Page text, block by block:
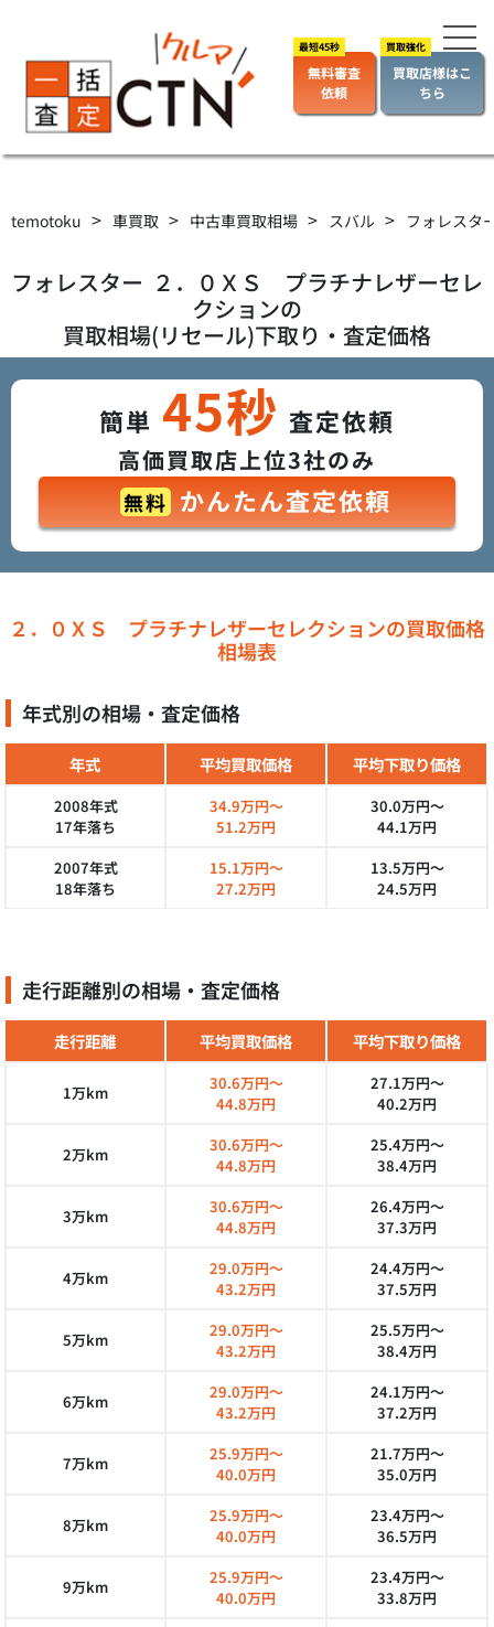
無料審査
依頼
買取店様はこ
ちら
temotoku > 車買取 > 中古車買取相場 > スバル > フォレスタ
フォレスター ２．０ＸＳ プラチナレザーセレ
クションの
買取相場(リセール)下取り・査定価格
簡単 45秒 査定依頼
高価買取店上位3社のみ
無料 かんたん査定依頼
２．０ＸＳ プラチナレザーセレクションの買取価格
相場表
年式別の相場・査定価格
年式 平均買取価格 平均下取り価格
2008年式
17年落ち
34.9万円～
51.2万円
30.0万円～
44.1万円
2007年式
18年落ち
15.1万円～
27.2万円
13.5万円～
24.5万円
走行距離別の相場・査定価格
走行距離 平均買取価格 平均下取り価格
1万km
30.6万円～
44.8万円
27.1万円～
40.2万円
2万km
30.6万円～
44.8万円
25.4万円～
38.4万円
3万km
30.6万円～
44.8万円
26.4万円～
37.3万円
4万km
29.0万円～
43.2万円
24.4万円～
37.5万円
5万km
29.0万円～
43.2万円
25.5万円～
38.4万円
6万km
29.0万円～
43.2万円
24.1万円～
37.2万円
7万km
25.9万円～
40.0万円
21.7万円～
35.0万円
8万km
25.9万円～
40.0万円
23.4万円～
36.5万円
9万km
25.9万円～
40.0万円
23.4万円～
33.8万円